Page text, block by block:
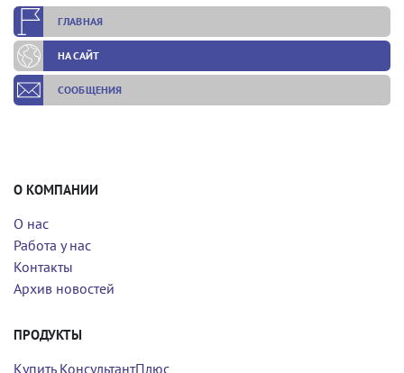
ГЛАВНАЯ
НА САЙТ
СООБЩЕНИЯ
О КОМПАНИИ
О нас
Работа у нас
Контакты
Архив новостей
ПРОДУКТЫ
Купить КонсультантПлюс